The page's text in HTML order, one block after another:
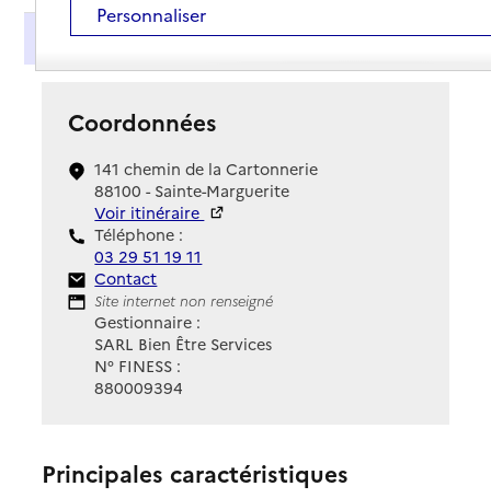
Présentation
Coordonnées
141 chemin de la Cartonnerie
88100 - Sainte-Marguerite
Voir itinéraire
Téléphone :
03 29 51 19 11
Contact
Contact
Site Internet
Site internet non renseigné
Gestionnaire :
SARL Bien Être Services
N° FINESS :
880009394
Principales caractéristiques
Personnaliser